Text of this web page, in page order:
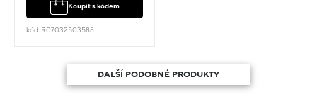
Koupit s kódem
kód: R07032503588
DALŠÍ PODOBNÉ PRODUKTY